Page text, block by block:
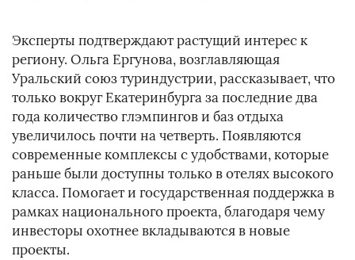
Эксперты подтверждают растущий интерес к
региону. Ольга Ергунова, возглавляющая
Уральский союз туриндустрии, рассказывает, что
только вокруг Екатеринбурга за последние два
года количество глэмпингов и баз отдыха
увеличилось почти на четверть. Появляются
современные комплексы с удобствами, которые
раньше были доступны только в отелях высокого
класса. Помогает и государственная поддержка в
рамках национального проекта, благодаря чему
инвесторы охотнее вкладываются в новые
проекты.